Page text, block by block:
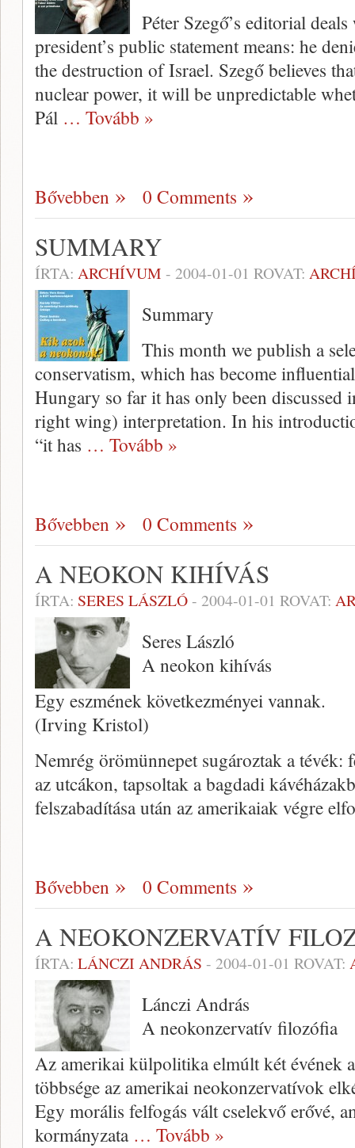
Péter Szegő’s editorial
president’s public statement means: he
the destruction of Israel. Szegő believes
nuclear power, it will be unpredictable
Pál … Tovább »
Bővebben 0 Comments
SUMMARY
ÍRTA: ARCHÍVUM - 2004-01-01 ROVAT:
Summary
This month we publish a
conservatism, which has become
Hungary so far it has only been discussed
right wing) interpre­tation. In his
“it has … Tovább »
Bővebben 0 Comments
A NEOKON KIHÍVÁS
ÍRTA: SERES LÁSZLÓ- 2004-01-01 ROVAT:
Seres László
A neokon kihívás
Egy eszmének következményei vannak.
(Irving Kristol)
Nemrég örömünnepet sugároztak a
az utcákon, tapsoltak a bagdadi
felszabadí­tása után az amerikaiak végre
Bővebben 0 Comments
A NEOKONZERVATÍV
ÍRTA: LÁNCZI ANDRÁS - 2004-01-01 ROVAT:
Lánczi András
A neokonzervatív filozófia
Az amerikai külpolitika elmúlt két évé­nek
többsé­ge az amerikai neokonzervatívok
Egy morális felfogás vált cselekvő erővé,
kormányzata … Tovább »